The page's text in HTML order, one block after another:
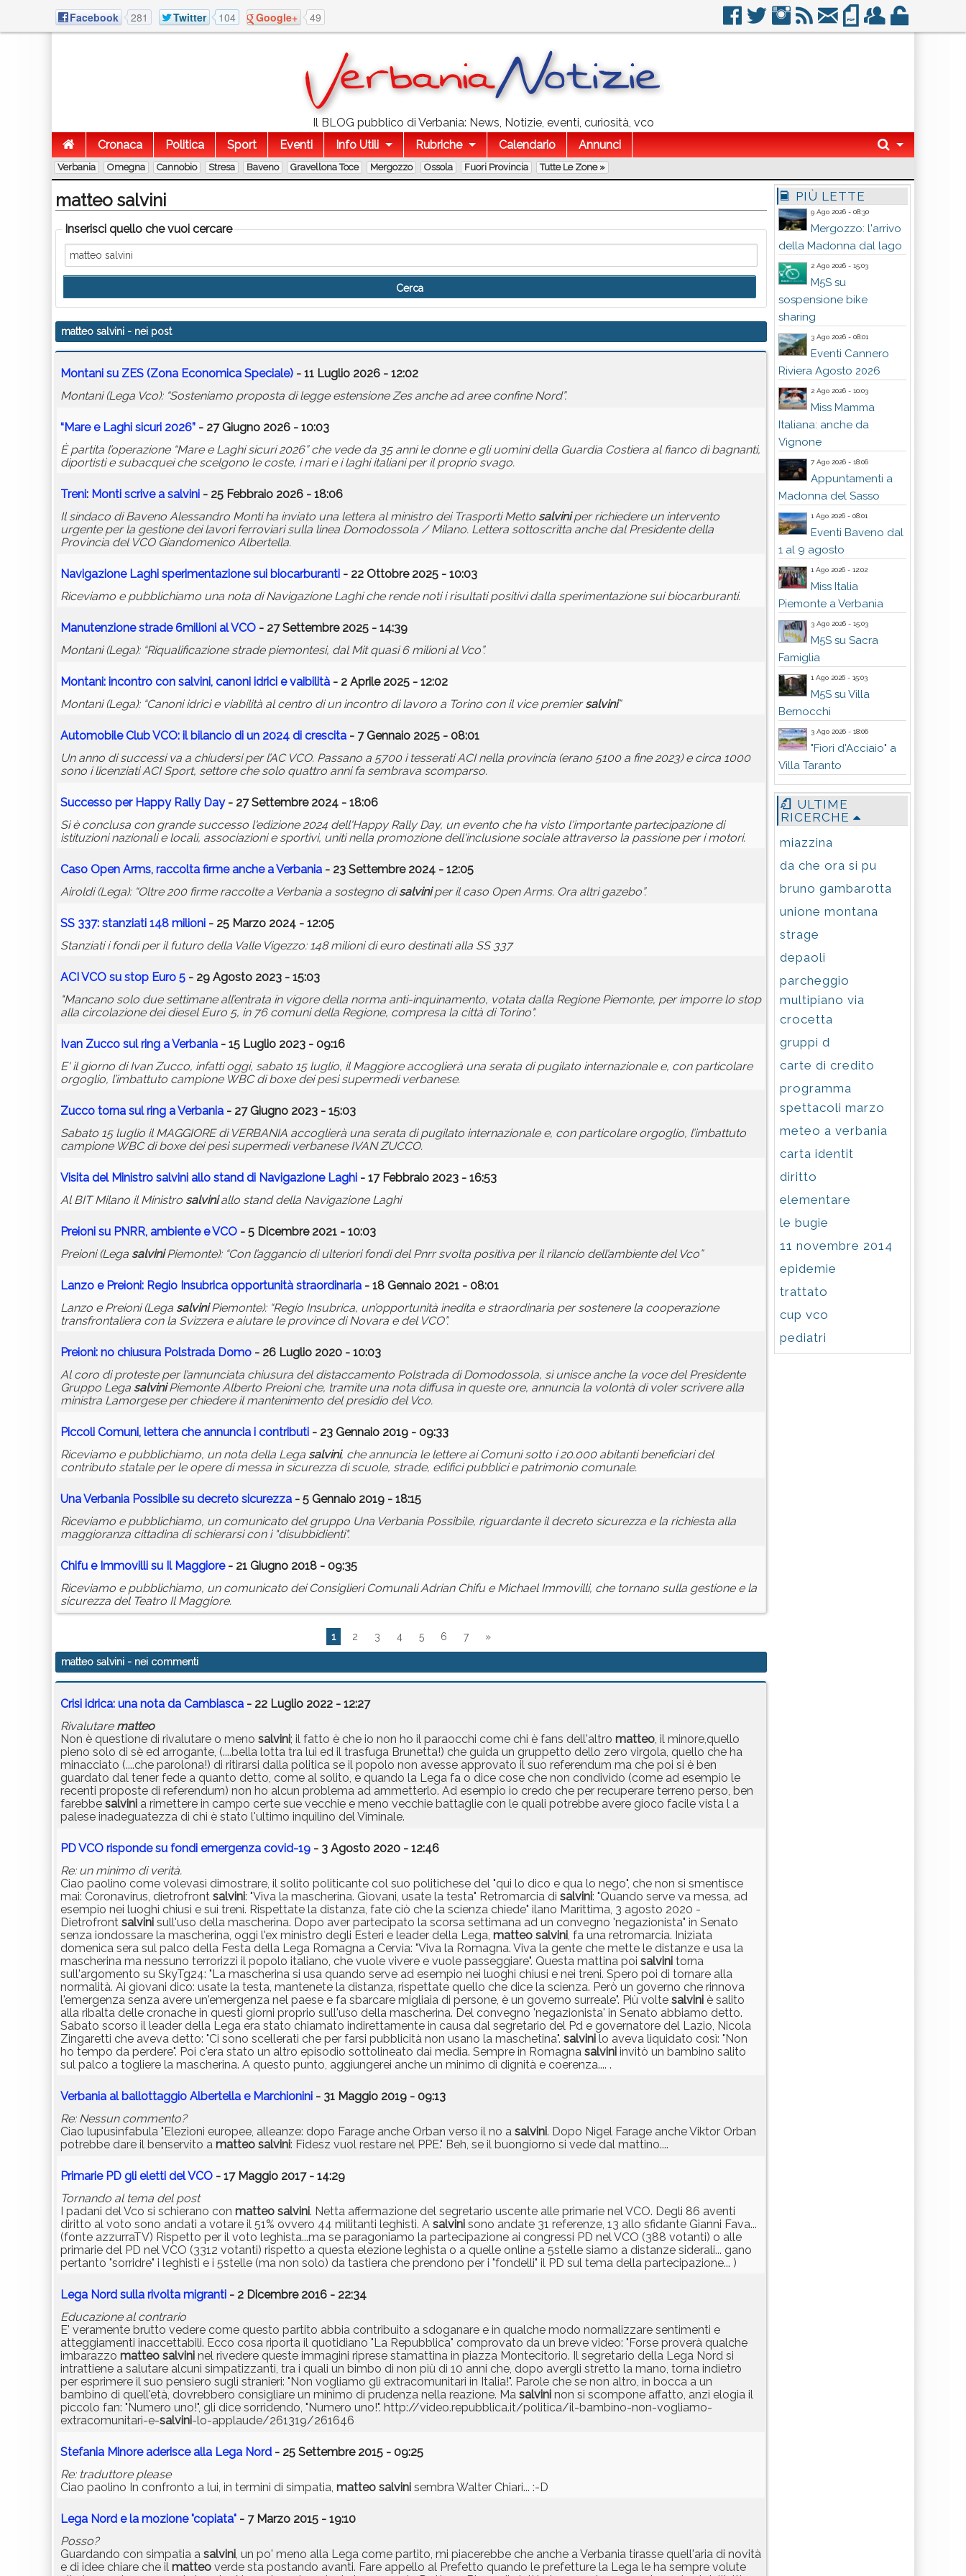
Facebook 281 Twitter 104 Google+ 49
Il BLOG pubblico di Verbania: News, Notizie, eventi, curiosità, vco
Cronaca
Politica Sport Eventi Info Utili Rubriche Calendario Annunci
Verbania Omegna Cannobio Stresa Baveno Gravellona Toce Mergozzo Ossola Fuori Provincia Tutte Le Zone »
matteo salvini
Inserisci quello che vuoi cercare
matteo salvini - nei post
Montani su ZES (Zona Economica Speciale) - 11 Luglio 2026 - 12:02
Montani (Lega Vco): “Sosteniamo proposta di legge estensione Zes anche ad aree confine Nord”.
“Mare e Laghi sicuri 2026” - 27 Giugno 2026 - 10:03
È partita l’operazione “Mare e Laghi sicuri 2026” che vede da 35 anni le donne e gli uomini della Guardia Costiera al fianco di bagnanti,
diportisti e subacquei che scelgono le coste, i mari e i laghi italiani per il proprio svago.
Treni: Monti scrive a salvini - 25 Febbraio 2026 - 18:06
Il sindaco di Baveno Alessandro Monti ha inviato una lettera al ministro dei Trasporti Metto salviniper richiedere un intervento
urgente per la gestione dei lavori ferroviari sulla linea Domodossola / Milano. Lettera sottoscritta anche dal Presidente della
Provincia del VCO Giandomenico Albertella.
Navigazione Laghi sperimentazione sui biocarburanti - 22 Ottobre 2025 - 10:03
Riceviamo e pubblichiamo una nota di Navigazione Laghi che rende noti i risultati positivi dalla sperimentazione sui biocarburanti.
Manutenzione strade 6milioni al VCO - 27 Settembre 2025 - 14:39
Montani (Lega): “Riqualificazione strade piemontesi, dal Mit quasi 6 milioni al Vco”.
Montani: incontro con salvini, canoni idrici e vaibilità - 2 Aprile 2025 - 12:02
Montani (Lega): “Canoni idrici e viabilità al centro di un incontro di lavoro a Torino con il vice premiersalvini”
Automobile Club VCO: il bilancio di un 2024 di crescita - 7 Gennaio 2025 - 08:01
Un anno di successi va a chiudersi per l’AC VCO. Passano a 5700 i tesserati ACI nella provincia (erano 5100 a fine 2023) e circa 1000
sono i licenziati ACI Sport, settore che solo quattro anni fa sembrava scomparso.
Successo per Happy Rally Day- 27 Settembre 2024 - 18:06
Si è conclusa con grande successo l'edizione 2024 dell'Happy Rally Day, un evento che ha visto l'importante partecipazione di
istituzioni nazionali e locali, associazioni e sportivi, uniti nella promozione dell'inclusione sociale attraverso la passione per i motori.
Caso Open Arms, raccolta firme anche a Verbania - 23 Settembre 2024 - 12:05
Airoldi (Lega): “Oltre 200 firme raccolte a Verbania a sostegno disalviniper il caso Open Arms. Ora altri gazebo”.
SS 337: stanziati 148 milioni - 25 Marzo 2024 - 12:05
Stanziati i fondi per il futuro della Valle Vigezzo: 148 milioni di euro destinati alla SS 337
ACI VCO su stop Euro 5 - 29 Agosto 2023 - 15:03
"Mancano solo due settimane all’entrata in vigore della norma anti-inquinamento, votata dalla Regione Piemonte, per imporre lo stop
alla circolazione dei diesel Euro 5, in 76 comuni della Regione, compresa la città di Torino".
Ivan Zucco sul ring a Verbania - 15 Luglio 2023 - 09:16
E' il giorno di Ivan Zucco, infatti oggi, sabato 15 luglio, il Maggiore accoglierà una serata di pugilato internazionale e, con particolare
orgoglio, l’imbattuto campione WBC di boxe dei pesi supermedi verbanese.
Zucco torna sul ring a Verbania - 27 Giugno 2023 - 15:03
Sabato 15 luglio il MAGGIORE di VERBANIA accoglierà una serata di pugilato internazionale e, con particolare orgoglio, l’imbattuto
campione WBC di boxe dei pesi supermedi verbanese IVAN ZUCCO.
Visita del Ministro salvini allo stand di Navigazione Laghi - 17 Febbraio 2023 - 16:53
Al BIT Milano il Ministro salviniallo stand della Navigazione Laghi
Preioni su PNRR, ambiente e VCO - 5 Dicembre 2021 - 10:03
Preioni (Lega salviniPiemonte): “Con l’aggancio di ulteriori fondi del Pnrr svolta positiva per il rilancio dell’ambiente del Vco”
Lanzo e Preioni: Regio Insubrica opportunità straordinaria - 18 Gennaio 2021 - 08:01
Lanzo e Preioni (Lega salviniPiemonte): “Regio Insubrica, un’opportunità inedita e straordinaria per sostenere la cooperazione
transfrontaliera con la Svizzera e aiutare le province di Novara e del VCO”.
Preioni: no chiusura Polstrada Domo - 26 Luglio 2020 - 10:03
Al coro di proteste per l’annunciata chiusura del distaccamento Polstrada di Domodossola, si unisce anche la voce del Presidente
Gruppo Lega salviniPiemonte Alberto Preioni che, tramite una nota diffusa in queste ore, annuncia la volontà di voler scrivere alla
ministra Lamorgese per chiedere il mantenimento del presidio del Vco.
Piccoli Comuni, lettera che annuncia i contributi - 23 Gennaio 2019 - 09:33
Riceviamo e pubblichiamo, un nota della Lega salvini, che annuncia le lettere ai Comuni sotto i 20.000 abitanti beneficiari del
contributo statale per le opere di messa in sicurezza di scuole, strade, edifici pubblici e patrimonio comunale.
Una Verbania Possibile su decreto sicurezza - 5 Gennaio 2019 - 18:15
Riceviamo e pubblichiamo, un comunicato del gruppo Una Verbania Possibile, riguardante il decreto sicurezza e la richiesta alla
maggioranza cittadina di schierarsi con i "disubbidienti".
Chifu e Immovilli su Il Maggiore- 21 Giugno 2018 - 09:35
Riceviamo e pubblichiamo, un comunicato dei Consiglieri Comunali Adrian Chifu e Michael Immovilli, che tornano sulla gestione e la
sicurezza del Teatro Il Maggiore.
1 2 3 4 5 6 7 »
matteo salvini - nei commenti
Crisi idrica: una nota da Cambiasca - 22 Luglio 2022 - 12:27
Rivalutare matteo
Non è questione di rivalutare o meno salvini; il fatto è che io non ho il paraocchi come chi è fans dell'altro matteo, il minore,quello
pieno solo di sè ed arrogante, (....bella lotta tra lui ed il trasfuga Brunetta!) che guida un gruppetto dello zero virgola, quello che ha
minacciato (....che parolona!) di ritirarsi dalla politica se il popolo non avesse approvato il suo referendum ma che poi si è ben
guardato dal tener fede a quanto detto, come al solito, e quando la Lega fa o dice cose che non condivido (come ad esempio le
recenti proposte di referendum) non ho alcun problema ad ammetterlo. Ad esempio io credo che per recuperare terreno perso, ben
farebbe salvini a rimettere in campo certe sue vecchie e meno vecchie battaglie con le quali potrebbe avere gioco facile vista l a
palese inadeguatezza di chi è stato l'ultimo inquilino del Viminale.
PD VCO risponde su fondi emergenza covid-19 - 3 Agosto 2020 - 12:46
Re: un minimo di verità.
Ciao paolino come volevasi dimostrare, il solito politicante col suo politichese del "qui lo dico e qua lo nego", che non si smentisce
mai: Coronavirus, dietrofront salvini: "Viva la mascherina. Giovani, usate la testa" Retromarcia di salvini: "Quando serve va messa, ad
esempio nei luoghi chiusi e sui treni. Rispettate la distanza, fate ciò che la scienza chiede" ilano Marittima, 3 agosto 2020 -
Dietrofront salvini sull'uso della mascherina. Dopo aver partecipato la scorsa settimana ad un convegno 'negazionista" in Senato
senza iondossare la mascherina, oggi l'ex ministro degli Esteri e leader della Lega, matteo salvini, fa una retromarcia. Iniziata
domenica sera sul palco della Festa della Lega Romagna a Cervia: "Viva la Romagna. Viva la gente che mette le distanze e usa la
mascherina ma nessuno terrorizzi il popolo italiano, che vuole vivere e vuole passeggiare". Questa mattina poi salvini torna
sull'argomento su SkyTg24: "La mascherina si usa quando serve ad esempio nei luoghi chiusi e nei treni. Spero poi di tornare alla
normalità. Ai giovani dico: usate la testa, mantenete la distanza, rispettate quello che dice la scienza. Però un governo che rinnova
l'emergenza senza avere un'emergenza nel paese e fa sbarcare migliaia di persone, è un governo surreale". Più volte salvini è salito
alla ribalta delle cronache in questi giorni proprio sull'uso della mascherina. Del convegno 'negazionista' in Senato abbiamo detto.
Sabato scorso il leader della Lega era stato chiamato indirettamente in causa dal segretario del Pd e governatore del Lazio, Nicola
Zingaretti che aveva detto: "Ci sono scellerati che per farsi pubblicità non usano la maschetina". salvini lo aveva liquidato così: "Non
ho tempo da perdere". Poi c'era stato un altro episodio sottolineato dai media. Sempre in Romagna salvini invitò un bambino salito
sul palco a togliere la mascherina. A questo punto, aggiungerei anche un minimo di dignità e coerenza.... .
Verbania al ballottaggio Albertella e Marchionini - 31 Maggio 2019 - 09:13
Re: Nessun commento?
Ciao lupusinfabula "Elezioni europee, alleanze: dopo Farage anche Orban verso il no a salvini. Dopo Nigel Farage anche Viktor Orban
potrebbe dare il benservito a matteo salvini: Fidesz vuol restare nel PPE." Beh, se il buongiorno si vede dal mattino....
Primarie PD gli eletti del VCO - 17 Maggio 2017 - 14:29
Tornando al tema del post
I padani del Vco si schierano con matteo salvini. Netta affermazione del segretario uscente alle primarie nel VCO. Degli 86 aventi
diritto al voto sono andati a votare il 51% ovvero 44 militanti leghisti. A salvini sono andate 31 referenze, 13 allo sfidante Gianni Fava...
(fonte azzurraTV) Rispetto per il voto leghista...ma se paragoniamo la partecipazione ai congressi PD nel VCO (388 votanti) o alle
primarie del PD nel VCO (3312 votanti) rispetto a questa elezione leghista o a quelle online a 5stelle siamo a distanze siderali... gano
pertanto "sorridre" i leghisti e i 5stelle (ma non solo) da tastiera che prendono per i "fondelli" il PD sul tema della partecipazione... )
Lega Nord sulla rivolta migranti - 2 Dicembre 2016 - 22:34
Educazione al contrario
E' veramente brutto vedere come questo partito abbia contribuito a sdoganare e in qualche modo normalizzare sentimenti e
atteggiamenti inaccettabili. Ecco cosa riporta il quotidiano "La Repubblica" comprovato da un breve video: "Forse proverà qualche
imbarazzo matteo salvini nel rivedere queste immagini riprese stamattina in piazza Montecitorio. Il segretario della Lega Nord si
intrattiene a salutare alcuni simpatizzanti, tra i quali un bimbo di non più di 10 anni che, dopo avergli stretto la mano, torna indietro
per esprimere il suo pensiero sugli stranieri: "Non vogliamo gli extracomunitari in Italia!". Parole che se non altro, in bocca a un
bambino di quell'età, dovrebbero consigliare un minimo di prudenza nella reazione. Ma salvini non si scompone affatto, anzi elogia il
piccolo fan: "Numero uno!", gli dice sorridendo, "Numero uno!". http://video.repubblica.it/politica/il-bambino-non-vogliamo-
extracomunitari-e-salvini-lo-applaude/261319/261646
Stefania Minore aderisce alla Lega Nord - 25 Settembre 2015 - 09:25
Re: traduttore please
Ciao paolino In confronto a lui, in termini di simpatia, matteo salvini sembra Walter Chiari... :-D
Lega Nord e la mozione "copiata" - 7 Marzo 2015 - 19:10
Posso?
Guardando con simpatia a salvini, un po' meno alla Lega come partito, mi piacerebbe che anche a Verbania tirasse quell'aria di novità
e di idee chiare che il matteo verde sta postando avanti. Fare appello al Prefetto quando le prefetture la Lega le ha sempre volute
PIÙ LETTE
9 Ago 2026 - 08:30
Mergozzo: l'arrivo
della Madonna dal lago
2 Ago 2026 - 15:03
M5S su
sospensione bike
sharing
3 Ago 2026 - 08:01
Eventi Cannero
Riviera Agosto 2026
2 Ago 2026 - 10:03
Miss Mamma
Italiana: anche da
Vignone
7 Ago 2026 - 18:06
Appuntamenti a
Madonna del Sasso
1 Ago 2026 - 08:01
Eventi Baveno dal
1 al 9 agosto
1 Ago 2026 - 12:02
Miss Italia
Piemonte a Verbania
3 Ago 2026 - 15:03
M5S su Sacra
Famiglia
1 Ago 2026 - 15:03
M5S su Villa
Bernocchi
3 Ago 2026 - 18:06
"Fiori d'Acciaio" a
Villa Taranto
ULTIME
RICERCHE
miazzina
da che ora si pu
bruno gambarotta
unione montana
strage
depaoli
parcheggio
multipiano via
crocetta
gruppi d
carte di credito
programma
spettacoli marzo
meteo a verbania
carta identit
diritto
elementare
le bugie
11 novembre 2014
epidemie
trattato
cup vco
pediatri